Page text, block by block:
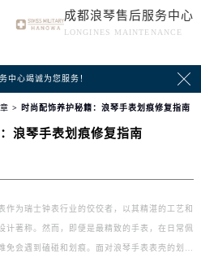
成都浪琴售后服务中心
LONGINES MAINTENANCE
中心竭诚为您服务！ 
> 时尚配饰养护秘籍：浪琴手表划痕修复指南
浪琴手表划痕修复指南
作为瑞士钟表行业的佼佼者，以其精湛的工艺和
计著称。然而，即便是最精致的手表，在日常佩
免会遇到磕碰和划痕。面对浪琴手表表壳的划…